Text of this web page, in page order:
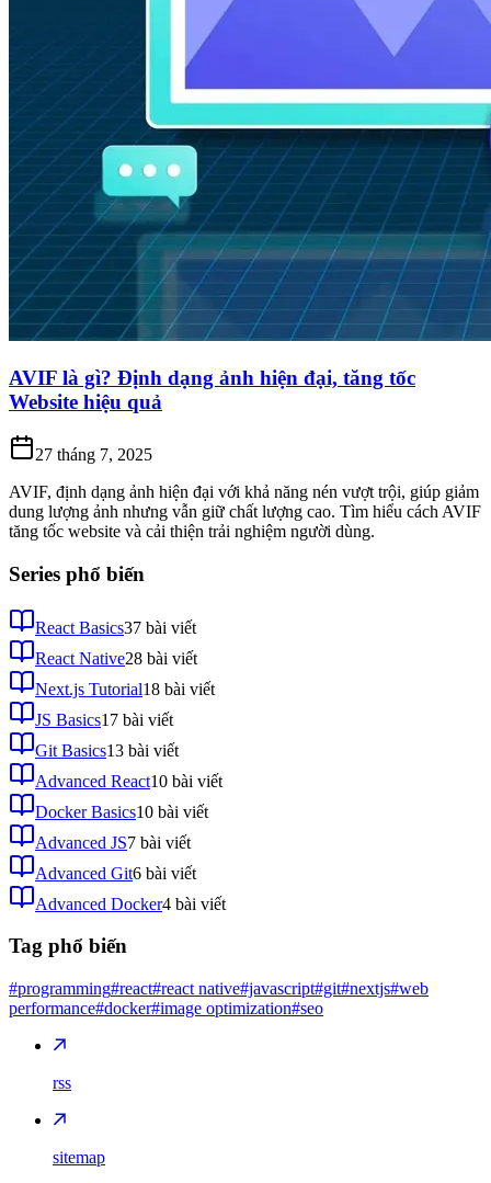
AVIF là gì? Định dạng ảnh hiện đại, tăng tốc
Website hiệu quả
27 tháng 7, 2025
AVIF, định dạng ảnh hiện đại với khả năng nén vượt trội, giúp giảm
dung lượng ảnh nhưng vẫn giữ chất lượng cao. Tìm hiểu cách AVIF
tăng tốc website và cải thiện trải nghiệm người dùng.
Series phổ biến
React Basics37 bài viết
React Native28 bài viết
Next.js Tutorial18 bài viết
JS Basics17 bài viết
Git Basics13 bài viết
Advanced React10 bài viết
Docker Basics10 bài viết
Advanced JS7 bài viết
Advanced Git6 bài viết
Advanced Docker4 bài viết
Tag phổ biến
#programming#react#react native#javascript#git#nextjs#web
performance#docker#image optimization#seo
rss
sitemap